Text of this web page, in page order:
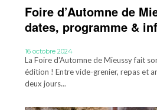
Foire d’Automne de
dates, programme &
16 octobre 2024
La Foire d'Automne de Mieussy fait
édition ! Entre vide-grenier, repas et
deux jours...